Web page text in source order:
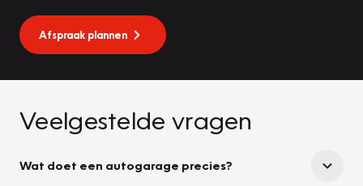
Afspraak plannen
Veelgestelde vragen
Wat doet een autogarage precies?